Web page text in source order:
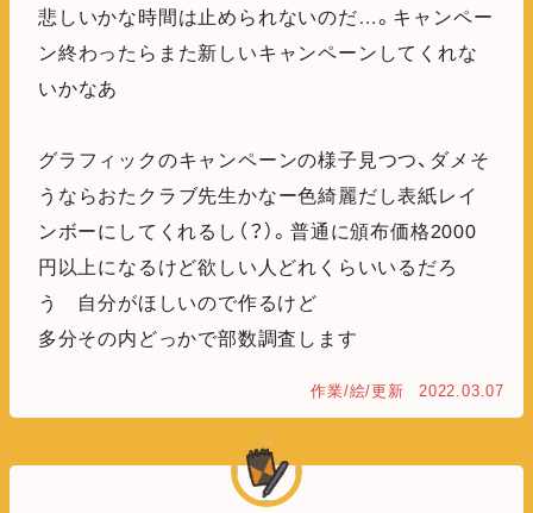
悲しいかな時間は止められないのだ…。キャンペー
ン終わったらまた新しいキャンペーンしてくれな
いかなあ
グラフィックのキャンペーンの様子見つつ、ダメそ
うならおたクラブ先生かなー色綺麗だし表紙レイ
ンボーにしてくれるし（？）。普通に頒布価格2000
円以上になるけど欲しい人どれくらいいるだろ
う 自分がほしいので作るけど
多分その内どっかで部数調査します
作業/絵/更新 2022.03.07